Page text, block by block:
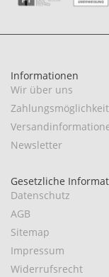
Informationen
Wir über uns
Newsletter
Gesetzliche
Datenschutz
AGB
Sitemap
Impressum
Widerrufsrecht